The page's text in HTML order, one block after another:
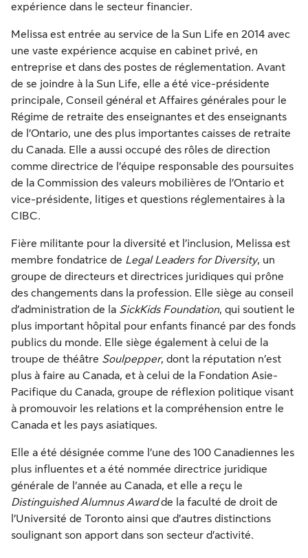
expérience dans le secteur financier.
Melissa est entrée au service de la Sun Life en 2014 avec
une vaste expérience acquise en cabinet privé, en
entreprise et dans des postes de réglementation. Avant
de se joindre à la Sun Life, elle a été vice-présidente
principale, Conseil général et Affaires générales pour le
Régime de retraite des enseignantes et des enseignants
de l’Ontario, une des plus importantes caisses de retraite
du Canada. Elle a aussi occupé des rôles de direction
comme directrice de l’équipe responsable des poursuites
de la Commission des valeurs mobilières de l’Ontario et
vice-présidente, litiges et questions réglementaires à la
CIBC.
Fière militante pour la diversité et l’inclusion, Melissa est
membre fondatrice de Legal Leaders for Diversity, un
groupe de directeurs et directrices juridiques qui prône
des changements dans la profession. Elle siège au conseil
d’administration de la SickKids Foundation, qui soutient le
plus important hôpital pour enfants financé par des fonds
publics du monde. Elle siège également à celui de la
troupe de théâtre Soulpepper, dont la réputation n’est
plus à faire au Canada, et à celui de la Fondation Asie-
Pacifique du Canada, groupe de réflexion politique visant
à promouvoir les relations et la compréhension entre le
Canada et les pays asiatiques.
Elle a été désignée comme l’une des 100 Canadiennes les
plus influentes et a été nommée directrice juridique
générale de l’année au Canada, et elle a reçu le
Distinguished Alumnus Awardde la faculté de droit de
l’Université de Toronto ainsi que d’autres distinctions
soulignant son apport dans son secteur d’activité.